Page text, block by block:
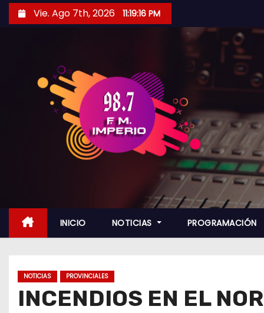
i
Vie. Ago 7th, 2026 11:19:18 PM
INICIO NOTICIAS PROGRAMACIÓN
NOTICIAS PROVINCIALES
INCENDIOS EN EL